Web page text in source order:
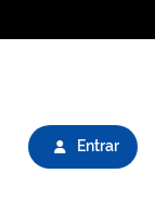
Entrar